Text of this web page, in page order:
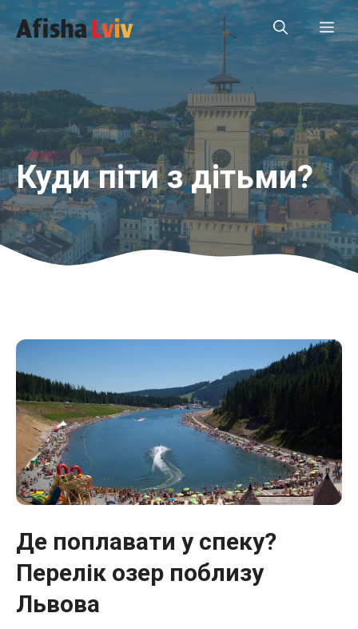
Перейти
до
вмісту
Куди піти з дітьми?
Де поплавати у спеку?
Перелік озер поблизу
Львова